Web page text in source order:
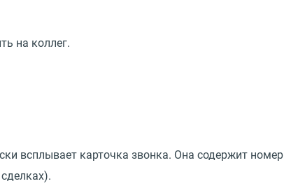
на коллег.
всплывает карточка звонка. Она содержит номер